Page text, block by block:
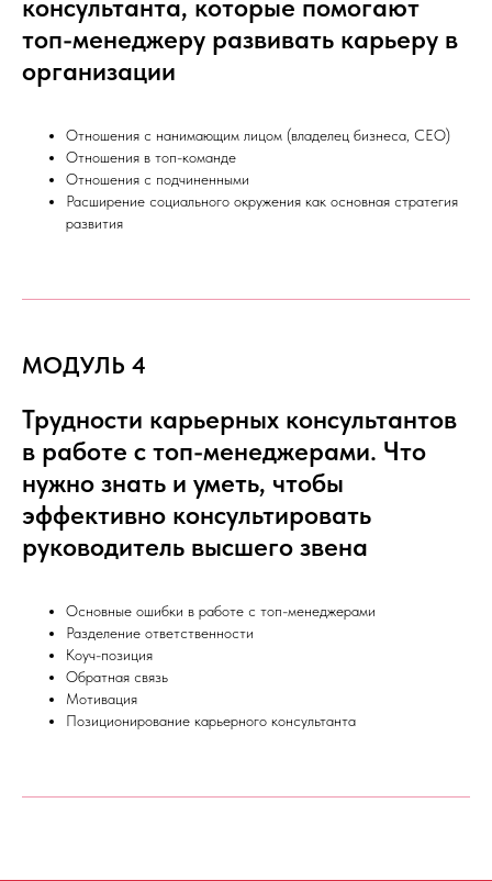
консультанта, которые помогают
топ-менеджеру развивать карьеру в
организации
Отношения с нанимающим лицом (владелец бизнеса, СЕО)
Отношения в топ-команде
Отношения с подчиненными
Расширение социального окружения как основная стратегия
развития
МОДУЛЬ 4
Трудности карьерных консультантов
в работе с топ-менеджерами. Что
нужно знать и уметь, чтобы
эффективно консультировать
руководитель высшего звена
Основные ошибки в работе с топ-менеджерами
Разделение ответственности
Коуч-позиция
Обратная связь
Мотивация
Позиционирование карьерного консультанта